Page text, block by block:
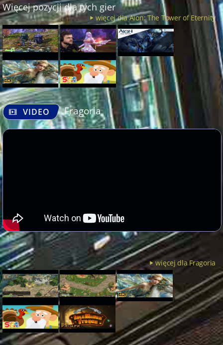
Więcej pozycji dla tych gier
więcej dla Aion: The Tower of Eternity
VIDEO Fragoria
więcej dla Fragoria